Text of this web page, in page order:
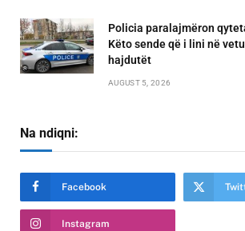
Policia paralajmëron
Këto sende që i lini në
hajdutët
AUGUST 5, 2026
Na ndiqni:
Facebook
Instagram